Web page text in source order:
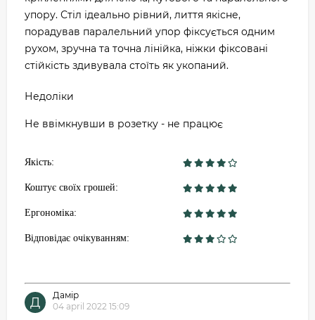
упору. Стіл ідеально рівний, лиття якісне,
порадував паралельний упор фіксується одним
рухом, зручна та точна лінійка, ніжки фіксовані
стійкість здивувала стоїть як укопаний.
Недоліки
Не ввімкнувши в розетку - не працює
Якість:
Коштує своїх грошей:
Ергономіка:
Відповідає очікуванням:
Д
Дамір
04 april 2022 15:09